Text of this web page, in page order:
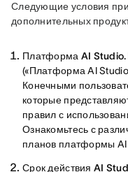
Следующие условия
дополнительных
Платформа AI Studio.
(«Платформа AI
Конечными
которые
правил с
Ознакомьтесь с
планов платформы AI
Срок действия AI